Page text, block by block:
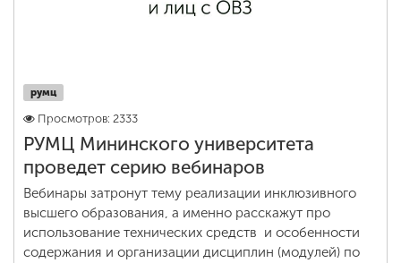
румц
Просмотров: 2333
РУМЦ Мининского университета
проведет серию вебинаров
Вебинары затронут тему реализации инклюзивного
высшего образования, а именно расскажут про
использование технических средств и особенности
содержания и организации дисциплин (модулей) по